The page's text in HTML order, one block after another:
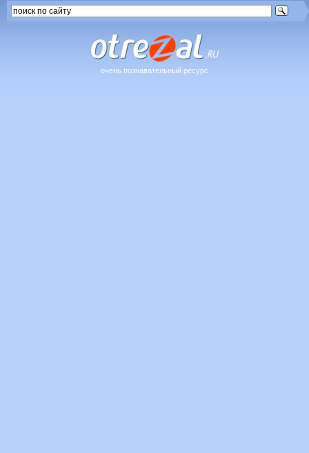
очень познавательный ресурс